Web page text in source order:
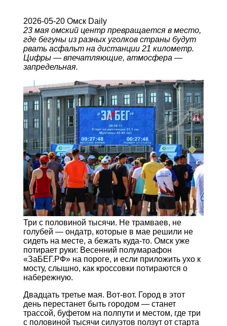
2026-05-20 Омск Daily
23 мая омский центр превращается в место,
где бегуны из разных уголков страны будут
рвать асфальт на дистанции 21 километр.
Цифры — впечатляющие, атмосфера —
запредельная.
Три с половиной тысячи. Не трамваев, не
голубей — ондатр, которые в мае решили не
сидеть на месте, а бежать куда-то. Омск уже
потирает руки: Весенний полумарафон
«ЗаБЕГ.РФ» на пороге, и если приложить ухо к
мосту, слышно, как кроссовки потираются о
набережную.
Двадцать третье мая. Вот-вот. Город в этот
день перестанет быть городом — станет
трассой, буфетом на полпути и местом, где три
с половиной тысячи силуэтов ползут от старта